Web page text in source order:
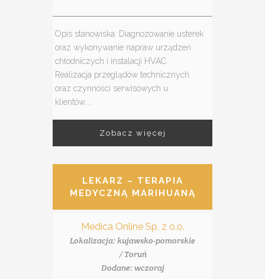
Opis stanowiska: Diagnozowanie usterek
oraz wykonywanie napraw urządzeń
chłodniczych i instalacji HVAC.
Realizacja przeglądów technicznych
oraz czynności serwisowych u
klientów....
Zobacz więcej
LEKARZ – TERAPIA
MEDYCZNĄ MARIHUANĄ
Medica Online Sp. z o.o.
Lokalizacja: kujawsko-pomorskie
/ Toruń
Dodane: wczoraj